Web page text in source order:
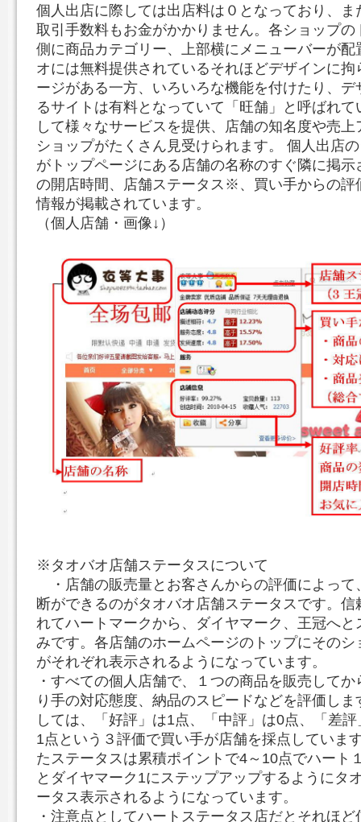
個人出店に際しては出店料は０となっており、
取引手数料もお金がかかりません。各ショップ
側に商品カテゴリー、上部横にメニューバーが
オには無料提供されているそれほどデザインに
ージがある一方、いろいろな機能を付けたり、
るサイトは有料となっていて「旺舗」と呼ばれ
して様々なサービスを提供、店舗の知名度や売
ショップがたくさん見受けられます。 個人出店
がトップページにある店舗の名称のすぐ隣に掲
の開店時間、店舗ステータス※、買い手からの評
情報が掲載されています。
（個人店舗・画像↓）
※タオバオ店舗ステータスについて
・店舗の販売量とお客さんからの評価によって
断ができるのがタオバオ店舗ステータスです。
れてハートマークから、ダイヤマーク、王冠へ
みです。各店舗のホームページのトップにその
がそれぞれ表示されるようになっています。
・すべての個人店舗で、１つの商品を販売して
り手の対応態度、納品のスピードなどを評価し
しては、「好評」は1点、「中評」は0点、「差
1点という３評価で買い手が店舗を採点していま
たステータスは累積ポイントで4～10点でハート
とダイヤマーク1にステップアップするようにタ
ータス表示されるようになっています。
・注意点としてハートステータス店だとそれほ